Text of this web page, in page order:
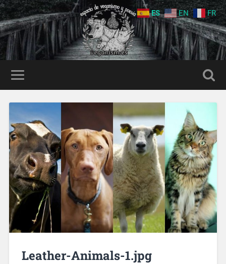
Leather-Animals-1.jpg
ES EN FR